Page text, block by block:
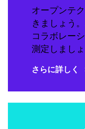
オープンテ
きましょう
コラボレー
測定しましょ
さらに詳しく